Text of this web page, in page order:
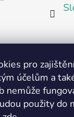
pro
účelům a
nemůže
použity do
Barefoot